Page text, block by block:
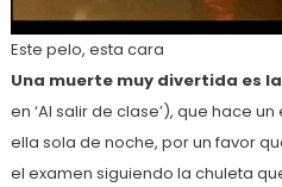
Este pelo, esta cara
Una muerte muy divertida es
en ‘Al salir de clase’), que hace
ella sola de noche, por un favor
el examen siguiendo la chuleta